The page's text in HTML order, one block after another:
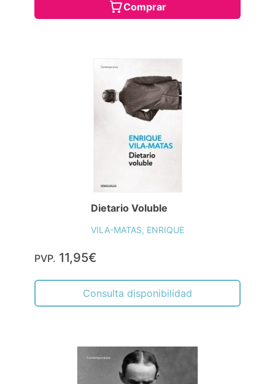
Comprar
Dietario Voluble
VILA-MATAS, ENRIQUE
PVP. 11,95€
Consulta disponibilidad